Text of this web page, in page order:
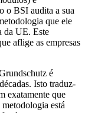
o BSI audita a sua
que ele
da UE. Este
aflige as empresas
é
Isto traduz-
exatamente que
está